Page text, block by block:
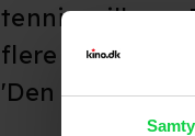
tennisspilleren
flere film om,
'Den umulige